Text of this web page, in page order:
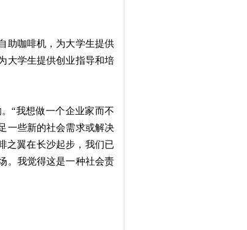
咖啡机，为大学生提供
大学生提供创业指导和培
“我想做一个企业家而不
一些新的社会需求或解决
之翼在长沙起步，我们已
。我觉得这是一种社会责